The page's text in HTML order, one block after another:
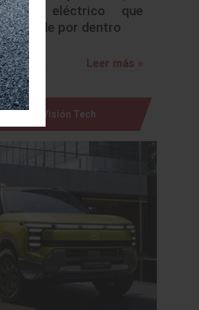
eléctrico que
por dentro
Leer más »
Visión Tech